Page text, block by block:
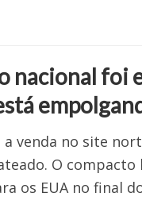
nacional foi
a venda no site
O
os EUA no final